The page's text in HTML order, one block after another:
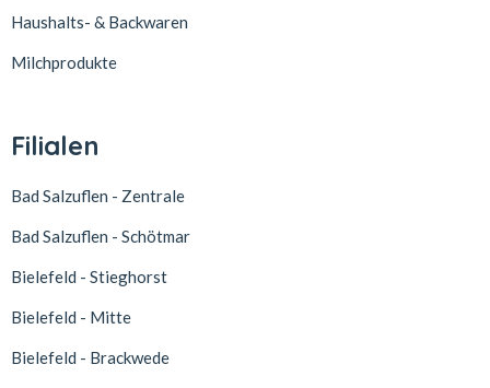
Haushalts- & Backwaren
Milchprodukte
Filialen
Bad Salzuflen - Zentrale
Bad Salzuflen - Schötmar
Bielefeld - Stieghorst
Bielefeld - Mitte
Bielefeld - Brackwede